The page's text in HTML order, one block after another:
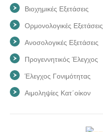
Βιοχημικές Εξετάσεις
Ορμονολογικές Εξετάσεις
Ανοσολογικές Εξετάσεις
Προγεννητικός Έλεγχος
Έλεγχος Γονιμότητας
Αιμοληψίες Κατ΄οίκον